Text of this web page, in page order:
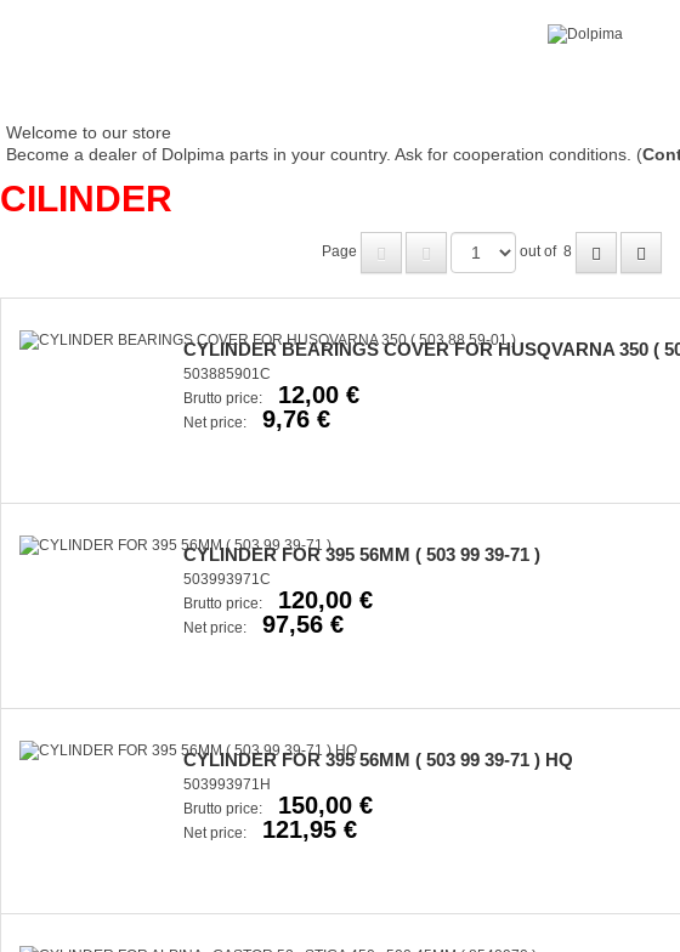
Welcome to our store
Become a dealer of Dolpima parts in your country. Ask for cooperation conditions. (
CILINDER
Page out of 8
CYLINDER BEARINGS COVER FOR HUSQVARNA 350 (
503885901C
Brutto price:
12,00 €
Net price: 9,76 €
CYLINDER FOR 395 56MM ( 503 99 39-71 )
503993971C
Brutto price:
120,00 €
Net price: 97,56 €
CYLINDER FOR 395 56MM ( 503 99 39-71 ) HQ
503993971H
Brutto price:
150,00 €
Net price: 121,95 €